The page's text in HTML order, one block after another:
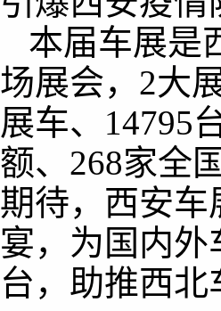
本届车展是
场展会，2大
展车、14795
额、268家全
期待，西安
宴，为国内
台，助推西